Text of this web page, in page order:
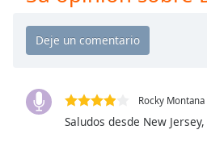
Chapters
descriptions
off
Rocky Montana
Saludos desde New Jersey,